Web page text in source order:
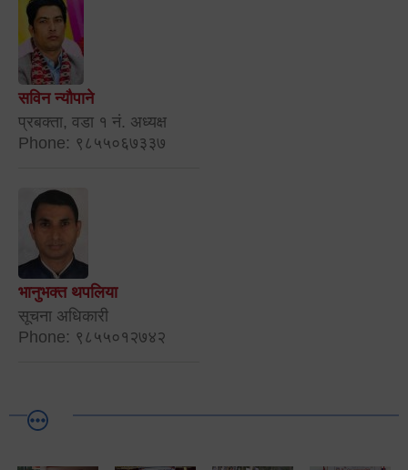
सविन न्यौपाने
प्रबक्ता, वडा १ नं. अध्यक्ष
Phone: ९८५५०६७३३७
भानुभक्त थपलिया
सूचना अधिकारी
Phone: ९८५५०१२७४२